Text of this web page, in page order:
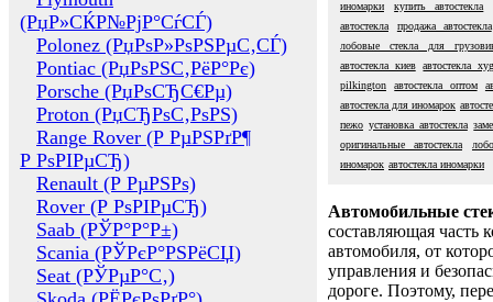
(РџР»СЌР№РјР°СѓСЃ)
Polonez (РџРѕР»РѕРЅРµС‚СЃ)
Pontiac (РџРѕРЅС‚РёР°Рє)
Porsche (РџРѕСЂС€Рµ)
Proton (РџСЂРѕС‚РѕРЅ)
Range Rover (Р РµРЅРґР¶
Р РѕРІРµСЂ)
Renault (Р РµРЅРѕ)
Rover (Р РѕРІРµСЂ)
Saab (РЎР°Р°Р±)
Scania (РЎРєР°РЅРёСЏ)
Seat (РЎРµР°С‚)
иномарки
купить автостекла
автостекла
продажа автостекла
лобовые стекла для
автостекла киев
автостекла
pilkington
автостекла оптом
автостекла для иномарок
пежо установка автостекла
оригинальные автостекла
иномарок автостекла иномарки
Автомобильные
составляющая часть
автомобиля, от
управления и
дороге. Поэтому,